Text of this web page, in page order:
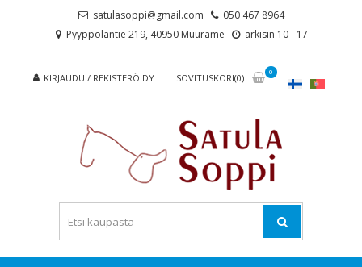
satulasoppi@gmail.com
050 467 8964
Pyyppöläntie 219, 40950 Muurame
arkisin 10 - 17
KIRJAUDU / REKISTERÖIDY SOVITUSKORI(0)
0